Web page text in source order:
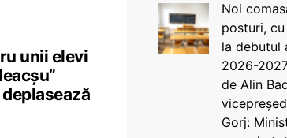
unii elevi
Noi
posturi,
la debutul
2026-
de Alin
Gorj: